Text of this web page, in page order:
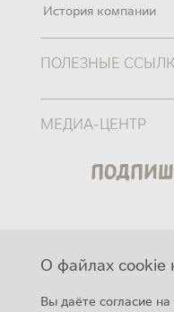
История компании
ПОЛЕЗНЫЕ
МЕДИА-ЦЕНТР
О файлах cookie
Вы даёте согласие